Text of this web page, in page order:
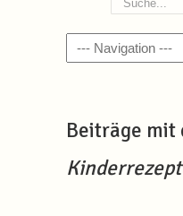
Navigation
Beiträge mit